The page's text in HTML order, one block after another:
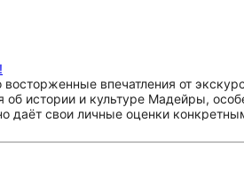
восторженные впечатления от
об истории и культуре Мадейры,
даёт свои личные оценки
а в доверительную беседу, с
у нас в процессе беседы с
отличаются от испанцев... В